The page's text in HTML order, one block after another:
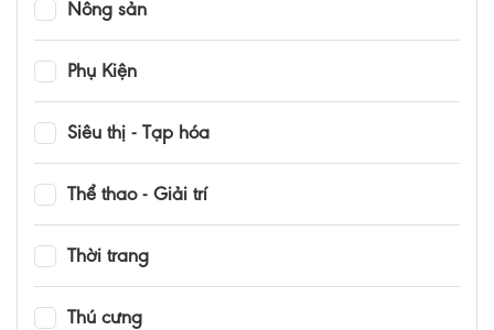
Nông sản
Phụ Kiện
Siêu thị - Tạp hóa
Thể thao - Giải trí
Thời trang
Thú cưng